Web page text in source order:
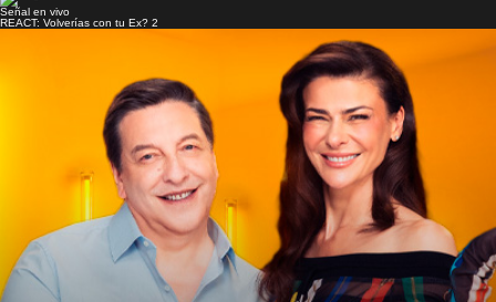
Señal en vivo
REACT: Volverías con tu Ex? 2